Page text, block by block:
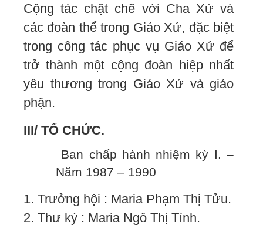
Cộng tác chặt chẽ với Cha Xứ và
các đoàn thể trong Giáo Xứ, đặc biệt
trong công tác phục vụ Giáo Xứ để
trở thành một cộng đoàn hiệp nhất
yêu thương trong Giáo Xứ và giáo
phận.
III/ TỔ CHỨC.
Ban chấp hành nhiệm kỳ I. –
Năm 1987 – 1990
1. Trưởng hội : Maria Phạm Thị Tửu.
2. Thư ký : Maria Ngô Thị Tính.